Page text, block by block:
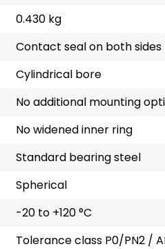
0.430 kg
Contact seal on both sides
Cylindrical bore
No additional mounting
No widened inner ring
Standard bearing steel
Spherical
-20 to +120 °C
Tolerance class P0/PN2 /